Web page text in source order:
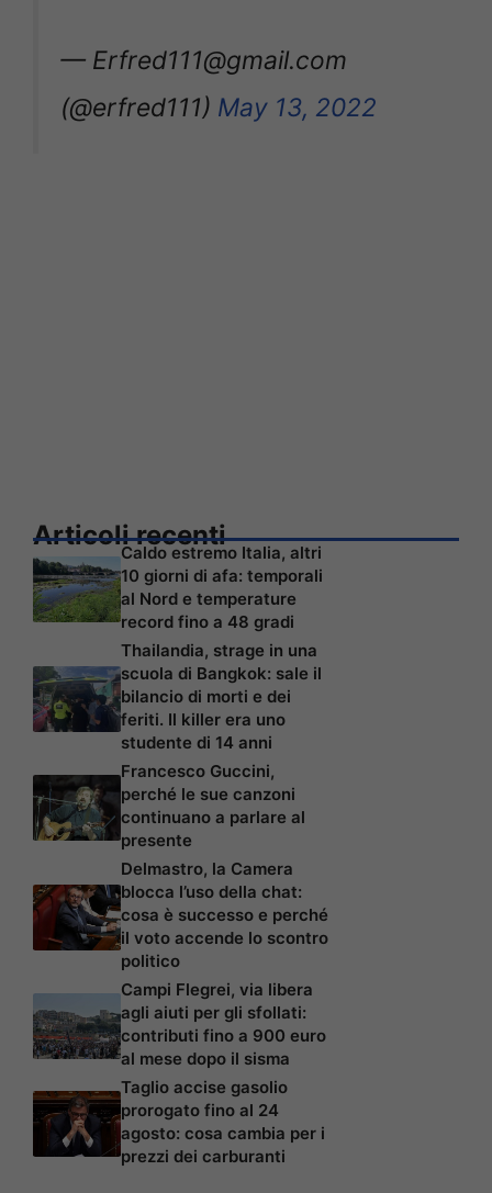
— Erfred111@gmail.com
(@erfred111) May 13, 2022
Articoli recenti
Caldo estremo Italia, altri
10 giorni di afa: temporali
al Nord e temperature
record fino a 48 gradi
Thailandia, strage in una
scuola di Bangkok: sale il
bilancio di morti e dei
feriti. Il killer era uno
studente di 14 anni
Francesco Guccini,
perché le sue canzoni
continuano a parlare al
presente
Delmastro, la Camera
blocca l’uso della chat:
cosa è successo e perché
il voto accende lo scontro
politico
Campi Flegrei, via libera
agli aiuti per gli sfollati:
contributi fino a 900 euro
al mese dopo il sisma
Taglio accise gasolio
prorogato fino al 24
agosto: cosa cambia per i
prezzi dei carburanti